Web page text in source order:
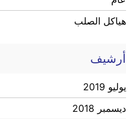
هياكل الصلب
أرشيف
يوليو 2019
ديسمبر 2018